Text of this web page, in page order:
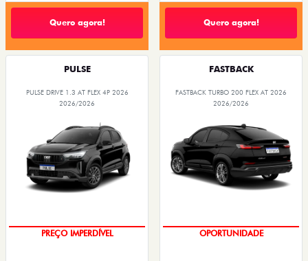
Quero agora! Quero agora!
PULSE
PULSE DRIVE 1.3 AT FLEX 4P 2026
2026/2026
PREÇO IMPERDÍVEL
FASTBACK
FASTBACK TURBO 200 FLEX AT 2026
2026/2026
OPORTUNIDADE